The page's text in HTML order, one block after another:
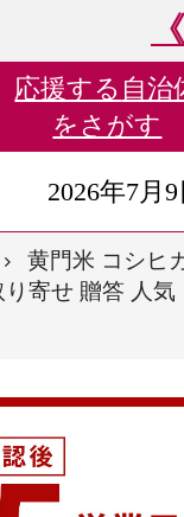
応援する 自治
をさがす
2026年7月
黄門米 コシヒ
寄せ 贈答 人